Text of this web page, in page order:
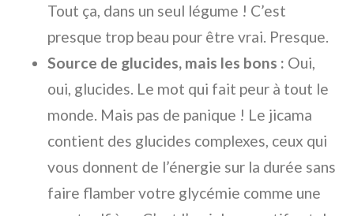
Tout ça, dans un seul légume ! C’est
presque trop beau pour être vrai. Presque.
Source de glucides, mais les bons : Oui,
oui, glucides. Le mot qui fait peur à tout le
monde. Mais pas de panique ! Le jicama
contient des glucides complexes, ceux qui
vous donnent de l’énergie sur la durée sans
faire flamber votre glycémie comme une